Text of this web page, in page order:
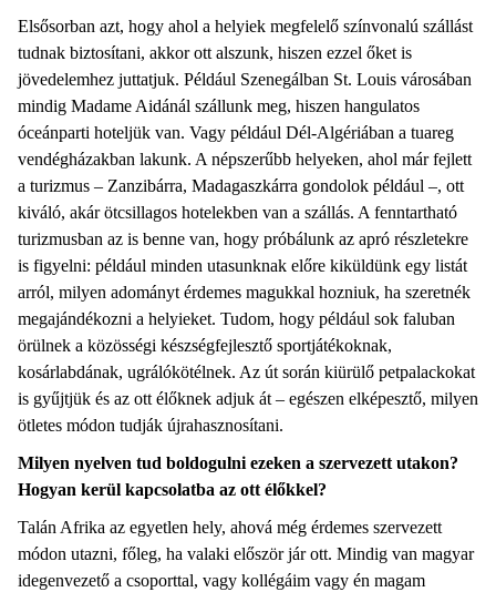
Elsősorban azt, hogy ahol a helyiek megfelelő színvonalú szállást
tudnak biztosítani, akkor ott alszunk, hiszen ezzel őket is
jövedelemhez juttatjuk. Például Szenegálban St. Louis városában
mindig Madame Aidánál szállunk meg, hiszen hangulatos
óceánparti hoteljük van. Vagy például Dél-Algériában a tuareg
vendégházakban lakunk. A népszerűbb helyeken, ahol már fejlett
a turizmus – Zanzibárra, Madagaszkárra gondolok például –, ott
kiváló, akár ötcsillagos hotelekben van a szállás. A fenntartható
turizmusban az is benne van, hogy próbálunk az apró részletekre
is figyelni: például minden utasunknak előre kiküldünk egy listát
arról, milyen adományt érdemes magukkal hozniuk, ha szeretnék
megajándékozni a helyieket. Tudom, hogy például sok faluban
örülnek a közösségi készségfejlesztő sportjátékoknak,
kosárlabdának, ugrálókötélnek. Az út során kiürülő petpalackokat
is gyűjtjük és az ott élőknek adjuk át – egészen elképesztő, milyen
ötletes módon tudják újrahasznosítani.
Milyen nyelven tud boldogulni ezeken a szervezett utakon?
Hogyan kerül kapcsolatba az ott élőkkel?
Talán Afrika az egyetlen hely, ahová még érdemes szervezett
módon utazni, főleg, ha valaki először jár ott. Mindig van magyar
idegenvezető a csoporttal, vagy kollégáim vagy én magam